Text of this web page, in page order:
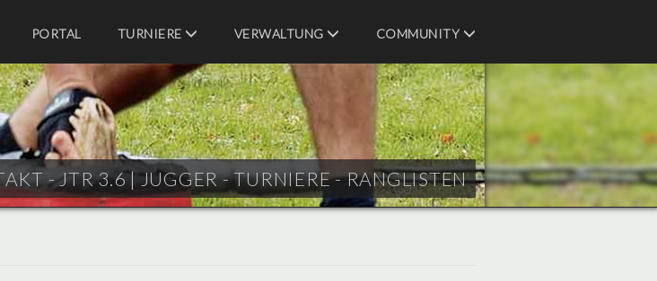
PORTAL
TURNIERE VERWALTUNG COMMUNITY
- JTR 3.6 |JUGGER - TURNIERE - RANGLISTEN